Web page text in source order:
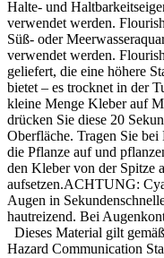
Halte- und
verwendet werden.
Süß- oder
verwendet werden.
geliefert, die eine höhere
bietet – es trocknet in der
kleine Menge Kleber auf
drücken Sie diese 20
Oberfläche. Tragen Sie
die Pflanze auf und
den Kleber von der Spitze
aufsetzen.ACHTUNG:
Augen in
hautreizend. Bei
Dieses Material gilt
Hazard Communication